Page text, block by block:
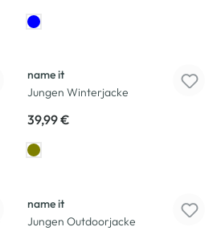
name it
Jungen Winterjacke
39,99 €
name it
Jungen Outdoorjacke